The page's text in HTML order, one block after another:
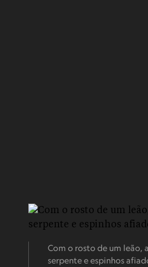
Com o rosto de um leão,
serpente e espinhos